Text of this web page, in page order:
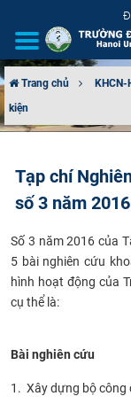
GIỚI THIỆU
TUYỂN SINH
ĐÀO TẠO
ĐẢM BẢO
Trang chủ KHCN-
kiện
Tạp chí
số 3 năm 2016
Số 3 năm 2016 của
5 bài nghiên cứu
hình hoạt động của
cụ thể là:​
Bài nghiên cứu​
1. Xây dựng bộ công